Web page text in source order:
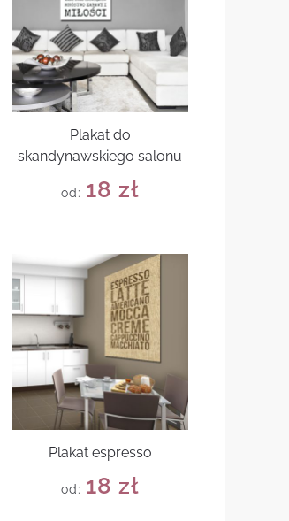
Plakat do
skandynawskiego salonu
od: 18zł
Plakat espresso
od: 18zł